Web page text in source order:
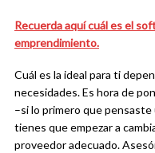
Recuerda aquí cuál es el
emprendimiento.
Cuál es la ideal para ti
necesidades. Es hora de
–si lo primero que
tienes que empezar a
proveedor adecuado.